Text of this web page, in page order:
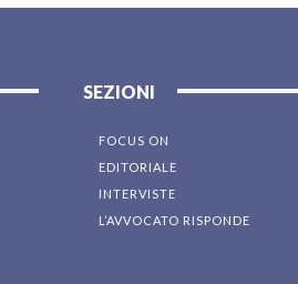
SEZIONI
FOCUS ON
EDITORIALE
INTERVISTE
L’AVVOCATO RISPONDE